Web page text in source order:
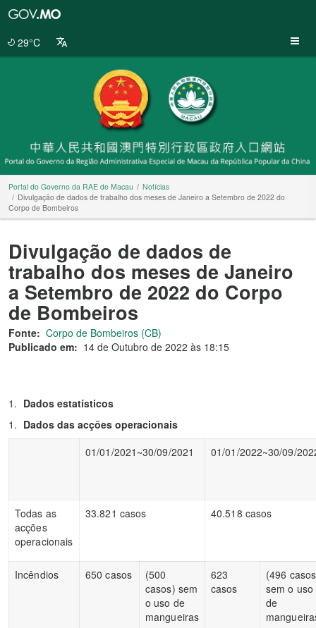
29°C
Portal do Governo da RAE de Macau
Notícias
Divulgação de dados de trabalho dos meses de Janeiro a Setembro de 2022 do
Corpo de Bombeiros
Divulgação de dados de
trabalho dos meses de Janeiro
a Setembro de 2022 do Corpo
de Bombeiros
Fonte: Corpo de Bombeiros (CB)
Publicado em: 14 de Outubro de 2022 às 18:15
Dados estatísticos
Dados das acções operacionais
01/01/2021~30/09/2021
01/01/2022~30/09/
Todas as
acções
operacionais
33.821 casos 40.518 casos
Incêndios 650 casos
(500
casos) sem
o uso de
mangueiras
623
casos
(496
sem o uso
de